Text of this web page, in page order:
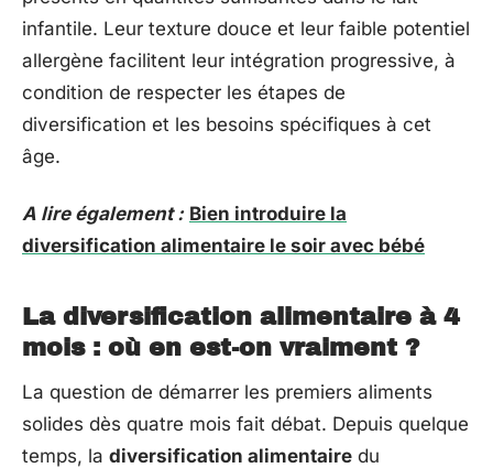
infantile. Leur texture douce et leur faible potentiel
allergène facilitent leur intégration progressive, à
condition de respecter les étapes de
diversification et les besoins spécifiques à cet
âge.
A lire également : Bien introduire la
diversification alimentaire le soir avec bébé
La diversification alimentaire à 4
mois : où en est-on vraiment ?
La question de démarrer les premiers aliments
solides dès quatre mois fait débat. Depuis quelque
temps, la diversification alimentaire du